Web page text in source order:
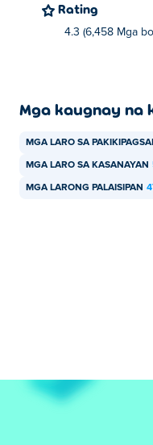
Rating
4.3 (6,458 Mga
Mga kaugnay na
MGA LARO SA
MGA LARO SA KASANAYAN
MGA LARONG PALAISIPAN